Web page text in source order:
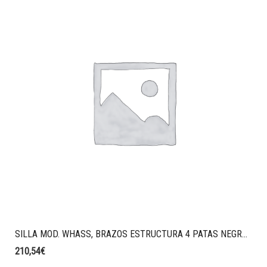
SILLA MOD. WHASS, BRAZOS ESTRUCTURA 4 PATAS NEGRA, CARCASA NEGRA, ASIENTO TAPIZADO T27 VISON
210,54€